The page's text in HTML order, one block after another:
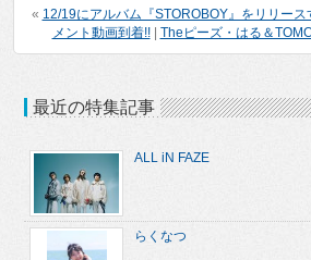
« 12/19にアルバム『STOROBOY』をリリース
メント動画到着!!| Theピーズ・はる＆
最近の特集記事
ALL iN FAZE
らくなつ